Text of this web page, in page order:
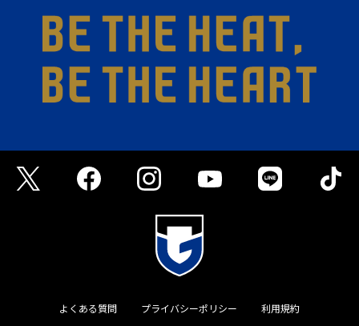
よくある質問 プライバシーポリシー 利用規約